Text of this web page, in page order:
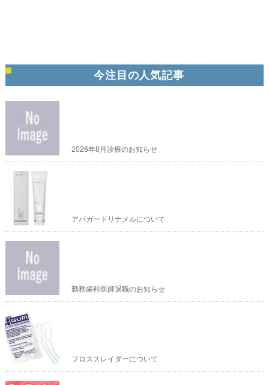
今注目の人気記事
2026年8月診療のお知らせ
アパガードリナメルについて
勤務歯科医師退職のお知らせ
フロススレイダーについて